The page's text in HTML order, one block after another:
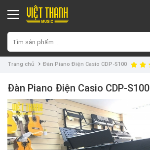
Trang chủ Đàn Piano Điện Casio CDP-S100
Đàn Piano Điện Casio CDP-S100